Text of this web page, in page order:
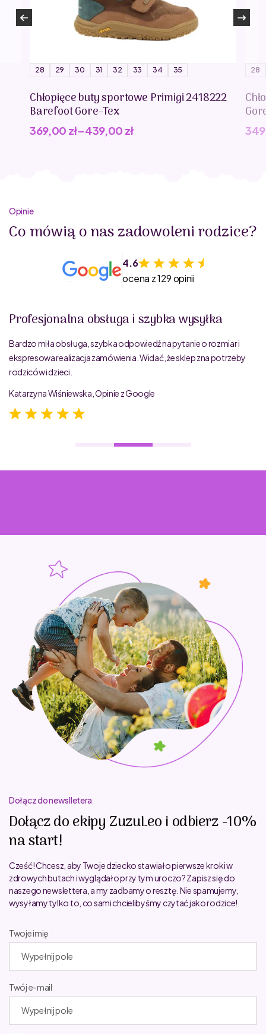
28 29 30 31 32 33 34 35
Chłopięce buty sportowe Primigi 2418222
Barefoot Gore-Tex
369,00 zł–439,00 zł
28
Opinie
Co mówią o nas zadowoleni rodzice?
4.6
ocena z 129 opinii
Profesjonalna obsługa i szybka wysyłka
Bardzo miła obsługa, szybka odpowiedź na pytanie o rozmiar i
ekspresowa realizacja zamówienia. Widać, że sklep zna potrzeby
rodziców i dzieci.
Katarzyna Wiśniewska, Opinie z Google
Dołącz do newslletera
Dołącz do ekipy ZuzuLeo i odbierz -10%
na start!
Cześć! Chcesz, aby Twoje dziecko stawiało pierwsze kroki w
zdrowych butach i wyglądało przy tym uroczo? Zapisz się do
naszego newslettera, a my zadbamy o resztę. Nie spamujemy,
wysyłamy tylko to, co sami chcielibyśmy czytać jako rodzice!
Twoje imię
Twój e-mail